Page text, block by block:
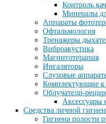
Контроль
Минералы
Аппараты
Офтальмология
Тренажеры
Виброакустика
Магнитотерапия
Ингаляторы
Слуховые
Комплектующие к
Облучатели-
Аксессуары
Средства личной
Гигиена полости